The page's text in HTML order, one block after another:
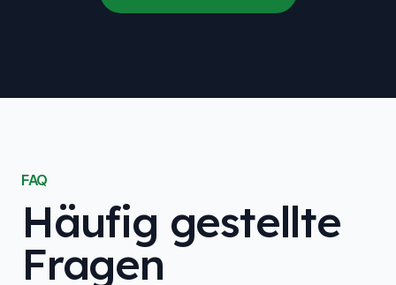
FAQ
Häufig gestellte
Fragen